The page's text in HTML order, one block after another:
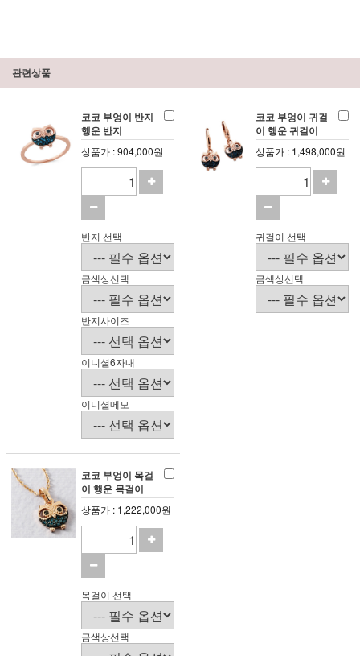
관련상품
코코 부엉이 반지
행운 반지
상품가 : 904,000원
반지 선택
금색상선택
반지사이즈
이니셜6자내
이니셜메모
코코 부엉이 귀걸
이 행운 귀걸이
상품가 : 1,498,000원
귀걸이 선택
금색상선택
코코 부엉이 목걸
이 행운 목걸이
상품가 : 1,222,000원
목걸이 선택
금색상선택